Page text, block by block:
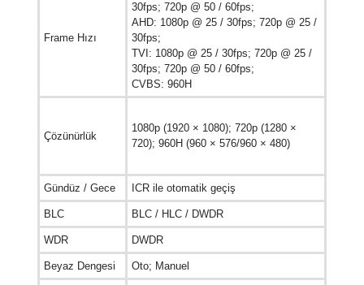
Frame Hızı
30fps; 720p @ 50 / 60fps;
AHD: 1080p @ 25 / 30fps; 720p @ 25 /
30fps;
TVI: 1080p @ 25 / 30fps; 720p @ 25 /
30fps; 720p @ 50 / 60fps;
CVBS: 960H
Çözünürlük
1080p (1920 × 1080); 720p (1280 ×
720); 960H (960 × 576/960 × 480)
Gündüz / Gece ICR ile otomatik geçiş
BLC BLC / HLC / DWDR
WDR DWDR
Beyaz Dengesi Oto; Manuel